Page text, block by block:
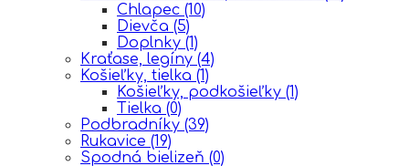
Chlapec (10)
Dievča (5)
Doplnky (1)
Kraťase, legíny (4)
Košieľky, tielka (1)
Košieľky, podkošieľky (1)
Tielka (0)
Podbradníky (39)
Rukavice (19)
Spodná bielizeň (0)